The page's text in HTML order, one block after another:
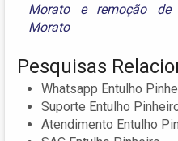
Moratoe remoção de
Morato
Pesquisas
Whatsapp Entulho
Suporte Entulho
Atendimento Entulho